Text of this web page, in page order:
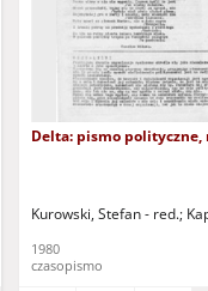
Piotr - red. Kapczyński,
Delta: pismo polityczne,
Kurowski, Stefan - red.
1980
czasopismo